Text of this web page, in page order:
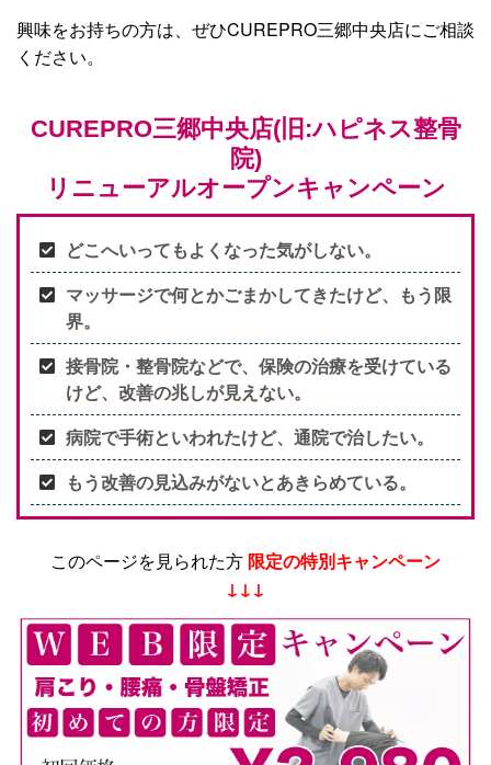
興味をお持ちの方は、ぜひCUREPRO三郷中央店にご相談
ください。
CUREPRO三郷中央店(旧:ハピネス整骨
院)
リニューアルオープンキャンペーン
どこへいってもよくなった気がしない。
マッサージで何とかごまかしてきたけど、もう限
界。
接骨院・整骨院などで、保険の治療を受けている
けど、改善の兆しが見えない。
病院で手術といわれたけど、通院で治したい。
もう改善の見込みがないとあきらめている。
このページを見られた方 限定の特別キャンペーン
↓↓↓